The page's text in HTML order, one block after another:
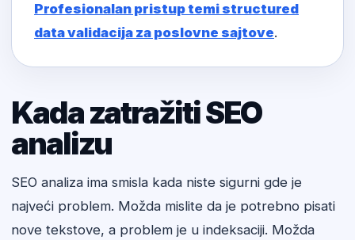
Profesionalan pristup temi structured
data validacija za poslovne sajtove.
Kada zatražiti SEO
analizu
SEO analiza ima smisla kada niste sigurni gde je
najveći problem. Možda mislite da je potrebno pisati
nove tekstove, a problem je u indeksaciji. Možda